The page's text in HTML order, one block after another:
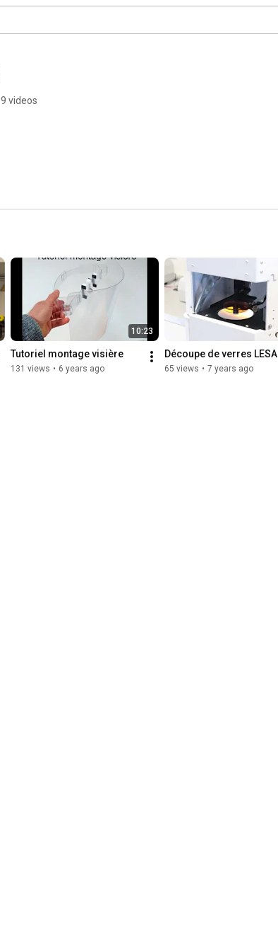
9 videos
10:23
Tutoriel montage visière
131 views • 6 years ago
Découpe de verres LESA
65 views • 7 years ago